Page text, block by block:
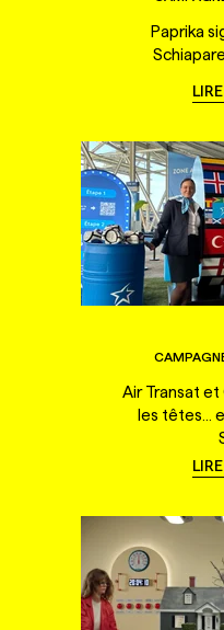
Paprika
Air Transat
les têtes...